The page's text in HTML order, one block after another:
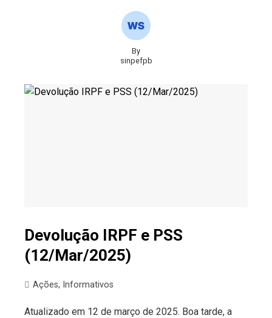
By
sinpefpb
Devolução IRPF e PSS
(12/Mar/2025)
Ações, Informativos
Atualizado em 12 de março de 2025. Boa tarde, a